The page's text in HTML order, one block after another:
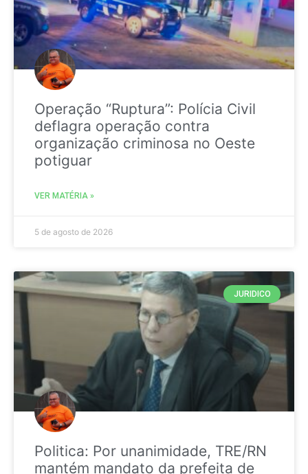
Operação “Ruptura”: Polícia Civil
deflagra operação contra
organização criminosa no Oeste
potiguar
VER MATÉRIA »
5 de agosto de 2026
JURIDICO
Politica: Por unanimidade, TRE/RN
mantém mandato da prefeita de